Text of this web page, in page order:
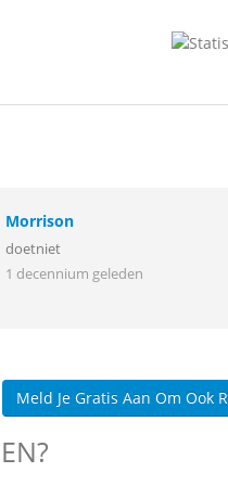
Morrison
doetniet
1 decennium geleden
Meld Je Gratis Aan Om Ook